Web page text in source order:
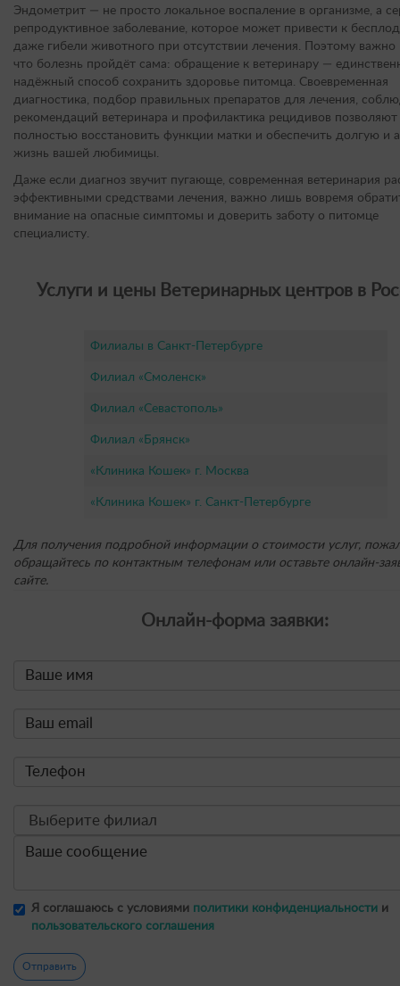
Эндометрит — не просто локальное воспаление в организме, а
репродуктивное заболевание, которое может привести к
даже гибели животного при отсутствии лечения. Поэтому важно
что болезнь пройдёт сама: обращение к ветеринару —
надёжный способ сохранить здоровье питомца. Своевременная
диагностика, подбор правильных препаратов для лечения,
рекомендаций ветеринара и профилактика рецидивов позволяют
полностью восстановить функции матки и обеспечить долгую и
жизнь вашей любимицы.
Даже если диагноз звучит пугающе, современная ветеринария
эффективными средствами лечения, важно лишь вовремя
внимание на опасные симптомы и доверить заботу о питомце
специалисту.
Услуги и цены Ветеринарных центров в
Филиалы в Санкт-Петербурге
Филиал «Смоленск»
Филиал «Севастополь»
Филиал «Брянск»
«Клиника Кошек» г. Москва
«Клиника Кошек» г. Санкт-Петербурге
Для получения подробной информации о стоимости услуг,
обращайтесь по контактным телефонам или оставьте онлайн-
сайте.
Онлайн-форма заявки:
Я соглашаюсь с условиями политики конфиденциальности и
пользовательского соглашения
Отправить